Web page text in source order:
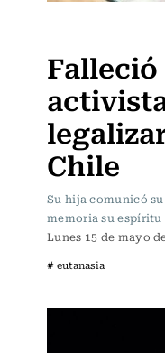
Chile
Su hija comunicó
memoria su
Lunes 15 de mayo
# eutanasia